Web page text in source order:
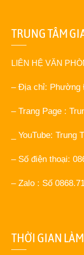
TRUNG TÂM
LIÊN HỆ VĂN
– Địa chỉ: Phường
– Trang Page :
_ YouTube:
– Số điện thoại:
– Zalo : Số
THỜI GIAN